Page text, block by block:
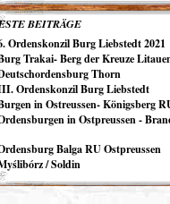
BEITRÄGE
Ordenskonzil Burg Liebstedt 2021
Trakai- Berg der Kreuze
Thorn
Ordenskonzil Burg Liebstedt
in Ostreussen- Königsberg
in Ostpreussen -
Balga RU Ostpreussen
/ Soldin